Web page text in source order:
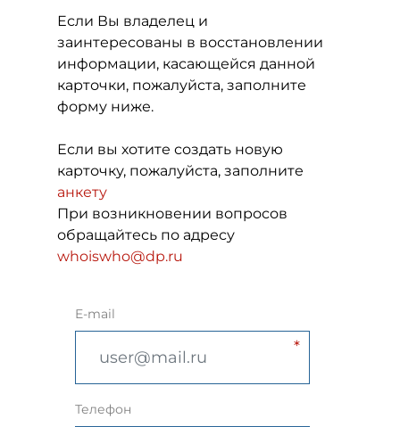
Если Вы владелец и
заинтересованы в восстановлении
информации, касающейся данной
карточки, пожалуйста, заполните
форму ниже.
Если вы хотите создать новую
карточку, пожалуйста, заполните
анкету
При возникновении вопросов
обращайтесь по адресу
whoiswho@dp.ru
E-mail
Телефон